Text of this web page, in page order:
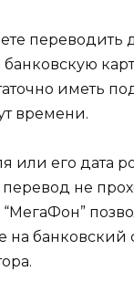
переводить
иметь
времени.
или его дата
не
“МегаФон”
на банковский